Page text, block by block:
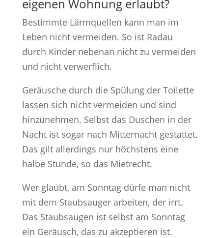
eigenen Wohnung erlaubt?
Bestimmte Lärmquellen kann man im
Leben nicht vermeiden. So ist Radau
durch Kinder nebenan nicht zu vermeiden
und nicht verwerflich.
Geräusche durch die Spülung der Toilette
lassen sich nicht vermeiden und sind
hinzunehmen. Selbst das Duschen in der
Nacht ist sogar nach Mitternacht gestattet.
Das gilt allerdings nur höchstens eine
halbe Stunde, so das Mietrecht.
Wer glaubt, am Sonntag dürfe man nicht
mit dem Staubsauger arbeiten, der irrt.
Das Staubsaugen ist selbst am Sonntag
ein Geräusch, das zu akzeptieren ist.